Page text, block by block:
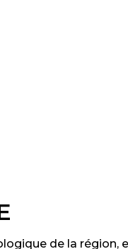
de la région,